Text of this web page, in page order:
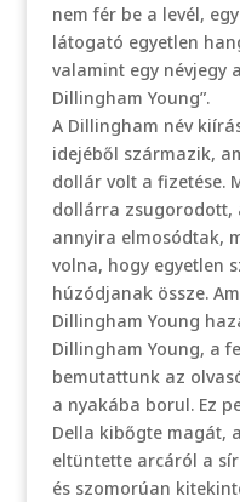
nem fér be a levél,
látogató egyetlen
valamint egy névjegy
Dillingham Young”.
A Dillingham név
idejéből származik,
dollár volt a fizetése.
dollárra zsugorodott,
annyira elmosódtak,
volna, hogy egyetlen
húzódjanak össze.
Dillingham Young
Dillingham Young, a
bemutattunk az
a nyakába borul. Ez
Della kibőgte magát,
eltüntette arcáról a
és szomorúan